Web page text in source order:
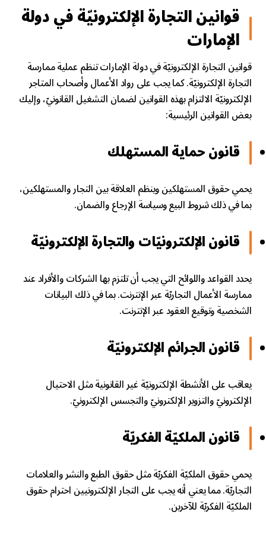
قوانين التجارة الإلكترونيّة في دولة
الإمارات
قوانين التجارة الإلكترونيّة في دولة الإمارات تنظم عملية ممارسة
التجارة الإلكترونيّة. كما يجب على رواد الأعمال وأصحاب المتاجر
الإلكترونيّة الالتزام بهذه القوانين لضمان التشغيل القانونيّ، وإليك
بعض القوانين الرئيسية:
قانون حماية المستهلك
يحمي حقوق المستهلكين وينظم العلاقة بين التجار والمستهلكين،
بما في ذلك شروط البيع وسياسة الإرجاع والضمان.
قانون الإلكترونيّات والتجارة الإلكترونيّة
يحدد القواعد واللوائح التي يجب أن تلتزم بها الشركات والأفراد عند
ممارسة الأعمال التجاريّة عبر الإنترنت. بما في ذلك البيانات
الشخصية وتوقيع العقود عبر الإنترنت.
قانون الجرائم الإلكترونيّة
يعاقب على الأنشطة الإلكترونيّة غير القانونية مثل الاحتيال
الإلكترونيّ والتزوير الإلكترونيّ والتجسس الإلكترونيّ.
قانون الملكيّة الفكريّة
يحمي حقوق الملكيّة الفكريّة مثل حقوق الطبع والنشر والعلامات
التجاريّة. مما يعني أنه يجب على التجار الإلكترونيين احترام حقوق
الملكيّة الفكريّة للآخرين.